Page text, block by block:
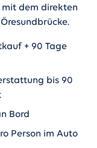
dem direkten
+ 90 Tage
bis 90
Bord
Person im Auto